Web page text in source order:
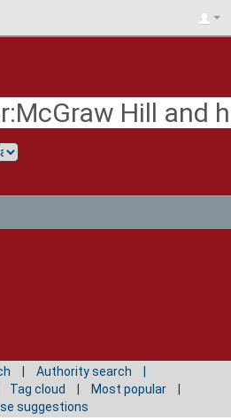
Authority search
Tag cloud
Most popular
suggestions